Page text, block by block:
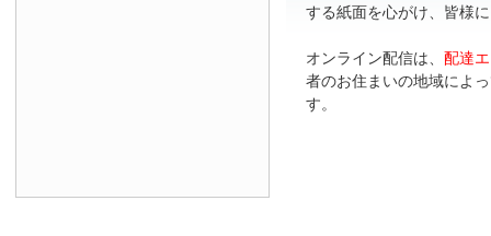
する紙面を心がけ、皆様
オンライン配信は、 配達
者のお住まいの地域によ
す。